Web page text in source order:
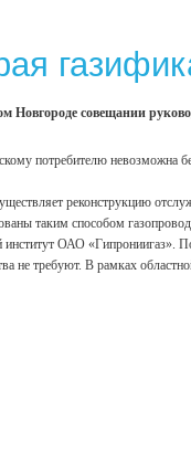
совещании
потребителю невозможна
реконструкцию
таким способом
институт ОАО «Гипрониигаз».
не требуют. В рамках